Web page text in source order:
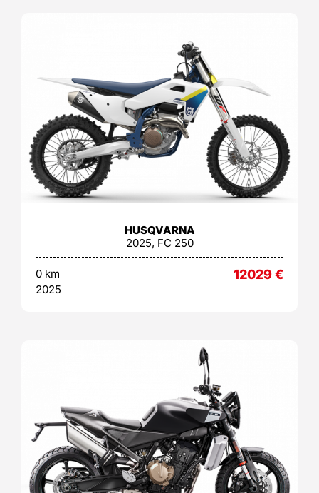
HUSQVARNA
2025, FC 250
0 km
2025
12029€